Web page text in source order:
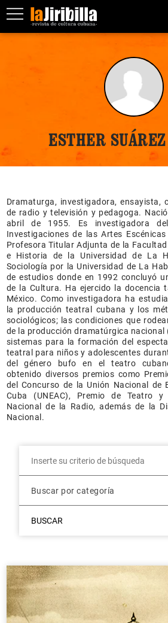
ESTHER
Dramaturga, investigadora, ensayista,
de radio y televisión y pedagoga.
abril de 1955. Es investigadora
Investigaciones de las Artes
Profesora Titular Adjunta de la
e Historia de la Universidad de La
Sociología por la Universidad de La
de estudios donde en 1992 concluyó
de la Cultura. Ha ejercido la docencia
México. Como investigadora ha
la producción teatral cubana y los
sociológicos; las condiciones que
de la producción dramatúrgica nacional
sistemas para la formación del
teatral para niños y adolescentes
del género bufo en el teatro
obtenido diversos premios como
del Concurso de la Unión Nacional de
Cuba (UNEAC), Premio de Teatro y
Nacional de la Radio, además de la
Nacional.
Buscar por categoría
BUSCAR